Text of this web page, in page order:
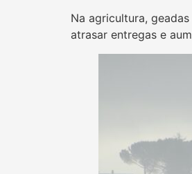
Na agricultura,
atrasar entregas e